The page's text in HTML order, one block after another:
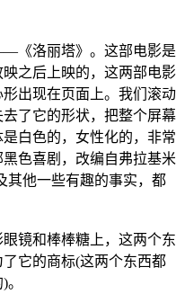
《洛丽塔》。这部电影是
之后上映的，这两部电影
出现在页面上。我们滚动
了它的形状，把整个屏幕
白色的，女性化的，非常
色喜剧，改编自弗拉基米
其他一些有趣的事实，都
镜和棒棒糖上，这两个东
它的商标(这两个东西都